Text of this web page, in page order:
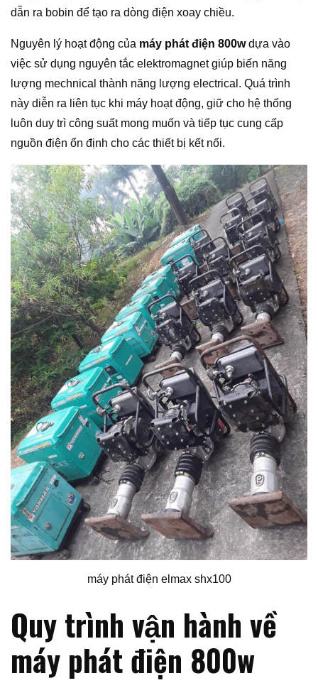
dẫn ra bobin để tạo ra dòng điện xoay chiều.
Nguyên lý hoạt động của máy phát điện 800wdựa vào
việc sử dụng nguyên tắc elektromagnet giúp biến năng
lượng mechnical thành năng lượng electrical. Quá trình
này diễn ra liên tục khi máy hoạt động, giữ cho hệ thống
luôn duy trì công suất mong muốn và tiếp tục cung cấp
nguồn điện ổn định cho các thiết bị kết nối.
máy phát điện elmax shx100
Quy trình vận hành về
máy phát điện 800w